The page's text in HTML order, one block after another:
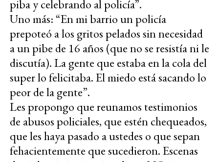
piba y celebrando al policía”.
Uno más: “En mi barrio un policía
prepoteó a los gritos pelados sin necesidad
a un pibe de 16 años (que no se resistía ni le
discutía). La gente que estaba en la cola del
super lo felicitaba. El miedo está sacando lo
peor de la gente”.
Les propongo que reunamos testimonios
de abusos policiales, que estén chequeados,
que les haya pasado a ustedes o que sepan
fehacientemente que sucedieron. Escenas